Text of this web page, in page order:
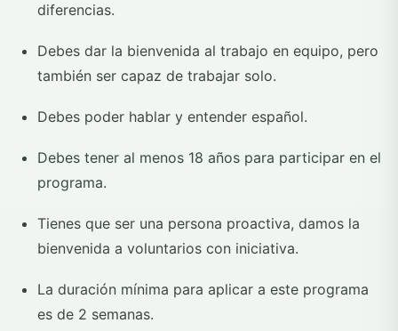
diferencias.
Debes dar la bienvenida al trabajo en equipo, pero
también ser capaz de trabajar solo.
Debes poder hablar y entender español.
Debes tener al menos 18 años para participar en el
programa.
Tienes que ser una persona proactiva, damos la
bienvenida a voluntarios con iniciativa.
La duración mínima para aplicar a este programa
es de 2 semanas.